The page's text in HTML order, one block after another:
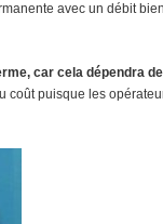
avec un débit
car cela dépendra
coût puisque les